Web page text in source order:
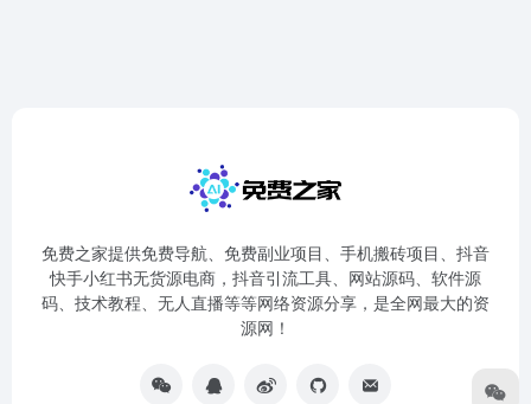
免费之家提供免费导航、免费副业项目、手机搬砖项目、抖音
快手小红书无货源电商，抖音引流工具、网站源码、软件源
码、技术教程、无人直播等等网络资源分享，是全网最大的资
源网！